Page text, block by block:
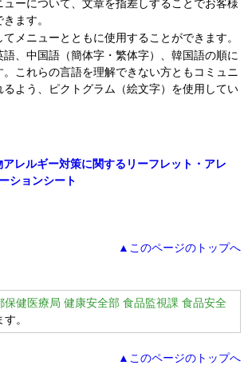
ューについて、文章を指差しすることでお客様
ます。
メニューとともに使用することができます。
、中国語（簡体字・繁体字）、韓国語の順に
これらの言語を理解できない方ともコミュニ
よう、ピクトグラム（絵文字）を使用してい
レルギー対策に関するリーフレット・アレ
ションシート
▲このページのトップへ
保健医療局 健康安全部 食品監視課 食品安全
。
▲このページのトップへ